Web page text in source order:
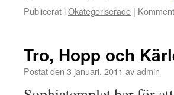
Publicerat iOkategoriserade |
Tro, Hopp och
Postat den 3 januari, 2011 avadmin